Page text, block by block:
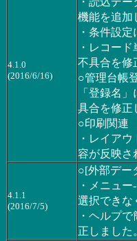
4.1.0
(2016/6/16)
機能を追加
・条件設
・レコー
不具合を修
○管理台帳
「登録名
具合を修正
○印刷関連
・レイア
容が反映さ
4.1.1
(2016/7/5)
○[外部デー
・メニュ
選択できな
・ヘルプ
正しました